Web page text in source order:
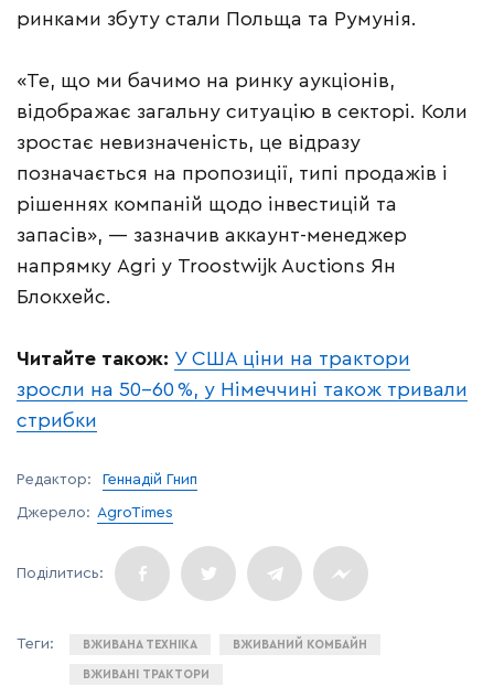
ринками збуту стали Польща та Румунія.
«Те, що ми бачимо на ринку аукціонів,
відображає загальну ситуацію в секторі. Коли
зростає невизначеність, це відразу
позначається на пропозиції, типі продажів і
рішеннях компаній щодо інвестицій та
запасів», — зазначив аккаунт-менеджер
напрямку Agri у Troostwijk Auctions Ян
Блокхейс.
Читайте також: У США ціни на трактори
зросли на 50–60 %, у Німеччині також тривали
стрибки
Редактор: Геннадій Гнип
Джерело: AgroTimes
ВЖИВАНА ТЕХНІКА ВЖИВАНИЙ КОМБАЙН
ВЖИВАНІ ТРАКТОРИ